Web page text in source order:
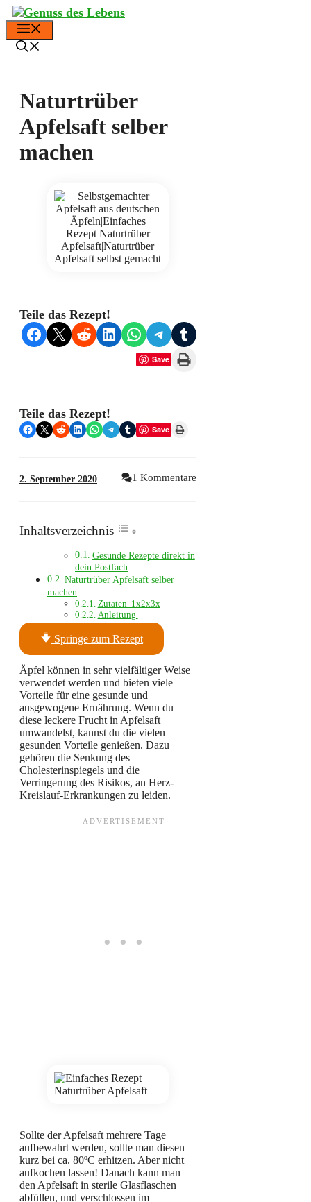
Zum
Inhalt
springen
Naturtrüber
Apfelsaft selber
machen
Teile das Rezept!
Share on Facebook
Share on X Share on RedditShare on LinkedIn
Share on WhatsApp
Share on Telegram
Share on Tumblr
Save Print this Page
Teile das Rezept!
Share on Facebook
Share on X Share on RedditShare on LinkedIn
Share on WhatsApp
Share on Telegram
Share on TumblrSave Print this Page
2. September 2020 1 Kommentare
Inhaltsverzeichnis
Gesunde Rezepte direkt in
dein Postfach
Naturtrüber Apfelsaft selber
machen
Zutaten 1x2x3x
Anleitung
Springe zum Rezept
Äpfel können in sehr vielfältiger Weise
verwendet werden und bieten viele
Vorteile für eine gesunde und
ausgewogene Ernährung. Wenn du
diese leckere Frucht in Apfelsaft
umwandelst, kannst du die vielen
gesunden Vorteile genießen. Dazu
gehören die Senkung des
Cholesterinspiegels und die
Verringerung des Risikos, an Herz-
Kreislauf-Erkrankungen zu leiden.
Sollte der Apfelsaft mehrere Tage
aufbewahrt werden, sollte man diesen
kurz bei ca. 80ºC erhitzen. Aber nicht
aufkochen lassen! Danach kann man
den Apfelsaft in sterile Glasflaschen
abfüllen, und verschlossen im